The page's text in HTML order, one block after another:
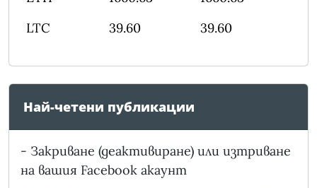
LTC
39.60 39.60
Най-четени публикации
- Закриване (деактивиране) или изтриване
на вашия Facebook акаунт